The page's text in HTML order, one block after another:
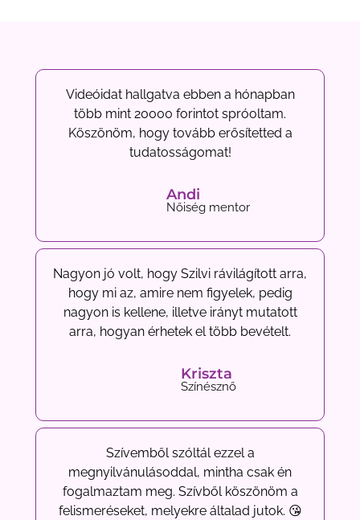
Videóidat hallgatva ebben a hónapban
több mint 20000 forintot spróoltam.
Köszönöm, hogy tovább erősítetted a
tudatosságomat!
Andi
Nőiség mentor
Nagyon jó volt, hogy Szilvi rávilágított arra,
hogy mi az, amire nem figyelek, pedig
nagyon is kellene, illetve irányt mutatott
arra, hogyan érhetek el több bevételt.
Kriszta
Színésznő
Szívemből szóltál ezzel a
megnyilvánulásoddal, mintha csak én
fogalmaztam meg. Szívből köszönöm a
felismeréseket, melyekre általad jutok. 😘